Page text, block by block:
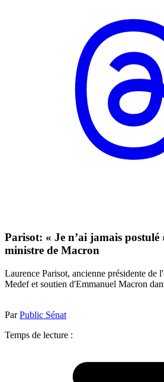
Parisot: « Je n’ai jamais postulé
ministre de Macron
Laurence Parisot, ancienne présidente de
Medef et soutien d'Emmanuel Macron
ParPublic Sénat
Temps de lecture :